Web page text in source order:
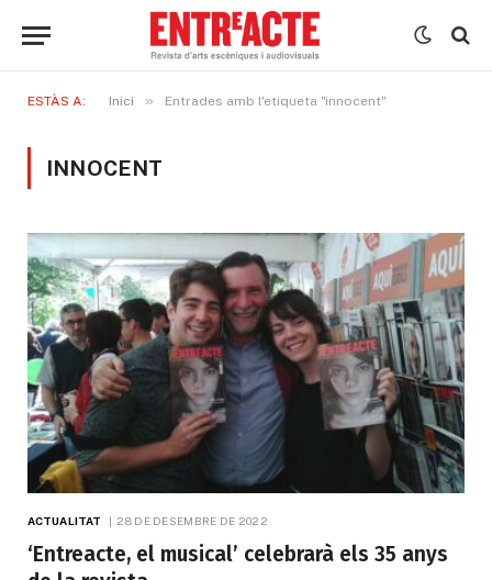
ESTÀS A: Inici » Entrades amb l'etiqueta "innocent"
INNOCENT
ACTUALITAT 28 DE DESEMBRE DE 2022
‘Entreacte, el musical’ celebrarà els 35 anys